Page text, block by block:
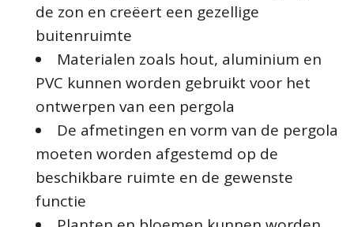
de zon en creëert een gezellige
buitenruimte
Materialen zoals hout, aluminium en
PVC kunnen worden gebruikt voor het
ontwerpen van een pergola
De afmetingen en vorm van de pergola
moeten worden afgestemd op de
beschikbare ruimte en de gewenste
functie